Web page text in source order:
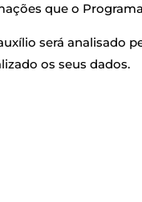
que o
será analisado
os seus dados.